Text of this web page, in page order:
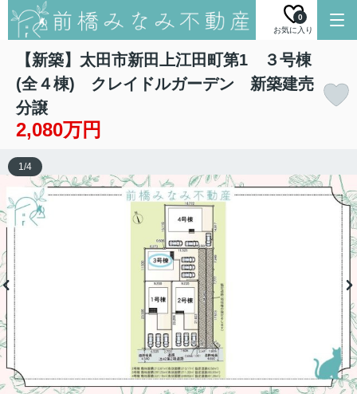
お気に入り
0
【新築】太田市新田上江田町第1 ３号棟
(全４棟) クレイドルガーデン 新築建売
分譲
2,080万円
1/4